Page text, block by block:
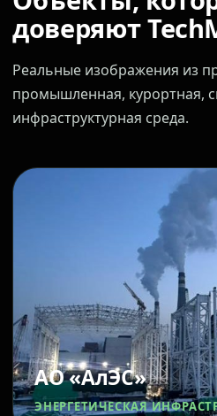
доверяют
Реальные изображения из
промышленная, курортная,
инфраструктурная среда.
АО «АлЭС»
ЭНЕРГЕТИЧЕСКАЯ